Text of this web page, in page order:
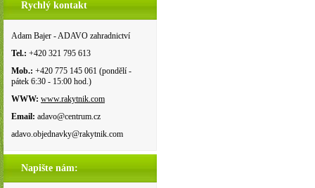
Rychlý kontakt
Adam Bajer - ADAVO zahradnictví
Tel.: +420 321 795 613
Mob.: +420 775 145 061 (pondělí -
pátek 6:30 - 15:00 hod.)
WWW: www.rakytnik.com
Email: adavo@centrum.cz
adavo.objednavky@rakytnik.com
Napište nám: